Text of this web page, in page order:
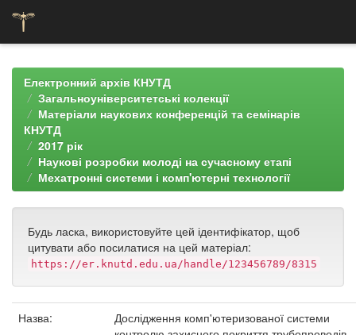
navigationЕлектронний архів КНУТД
Загальноуніверситетські колекції
Матеріали наукових конференцій та семінарів
КНУТД
2017 рік
Наукові розробки молоді на сучасному етапі
Мехатронні системи і комп'ютерні технології
Будь ласка, використовуйте цей ідентифікатор, щоб
цитувати або посилатися на цей матеріал:
https://er.knutd.edu.ua/handle/123456789/8315
Назва:
Дослідження комп'ютеризованої системи